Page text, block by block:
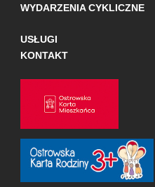
WYDARZENIA CYKLICZNE
USŁUGI
KONTAKT